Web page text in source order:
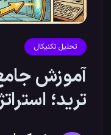
تحلیل تکنیکال
آموزش
ترید؛